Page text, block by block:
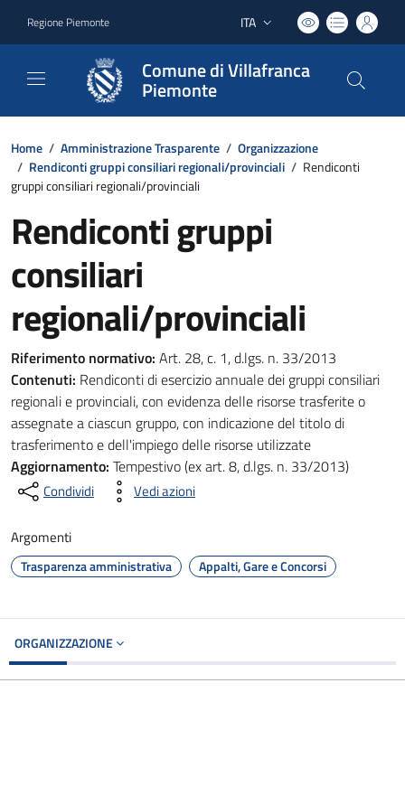
Regione Piemonte Lingua attiva:
ITA
Comune di Villafranca
Piemonte
Home / Amministrazione Trasparente / Organizzazione
/ Rendiconti gruppi consiliari regionali/provinciali / Rendiconti
gruppi consiliari regionali/provinciali
Rendiconti gruppi
consiliari
regionali/provinciali
Riferimento normativo: Art. 28, c. 1, d.lgs. n. 33/2013
Contenuti: Rendiconti di esercizio annuale dei gruppi consiliari
regionali e provinciali, con evidenza delle risorse trasferite o
assegnate a ciascun gruppo, con indicazione del titolo di
trasferimento e dell'impiego delle risorse utilizzate
Aggiornamento: Tempestivo (ex art. 8, d.lgs. n. 33/2013)
Condividi Vedi azioni
Argomenti
Trasparenza amministrativa Appalti, Gare e Concorsi
ORGANIZZAZIONE